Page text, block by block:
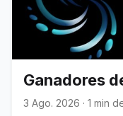
Ganadores
3 Ago. 2026 · 1 min